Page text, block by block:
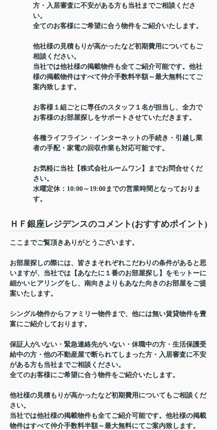
方・入居審査に不安がある方も当社までご相談くださ
い。
全てのお客様にご希望に合う物件をご紹介いたします。
他社様の見積もりが高かったなど初期費用についてもご
相談ください。
当社では他社様の掲載物件も全てご紹介可能です。他社
様の掲載物件はすべて仲介手数料半額～最大無料にてご
案内致します。
お客様１組ごとに専任のスタッフ１名が担当し、全力で
お客様のお部屋探しをサポートさせていただきます。
各種ライフライン・インターネットの手続き・引越し業
者の手配・家電の回収作業も対応可能です。
お気軽に当社【株式会社ルームワン】までお問合せくだ
さい。
水曜定休：10:00～19:00までの営業時間となっておりま
す。
ＨＦ銀座レジデンスのコメント(おすすめポイント)
ここまでご覧頂きありがとうございます。
お部屋探しの際には、皆さまそれぞれこだわりの条件があると思
いますが、当社では【あなたに１番のお部屋探し】をモットーに
細かいヒアリングをし、南向きよりもあなた向きのお部屋をご提
案いたします。
シングル物件からファミリー物件まで、他には無い賃貸物件を豊
富にご紹介しております。
保証人がいない・緊急連絡先がいない・休職中の方・生活保護受
給中の方・他の不動産屋で断られてしまった方・入居審査に不安
がある方も当社までご相談ください。
全てのお客様にご希望に合う物件をご紹介いたします。
他社様の見積もりが高かったなど初期費用についてもご相談くだ
さい。
当社では他社様の掲載物件も全てご紹介可能です。他社様の掲載
物件はすべて仲介手数料半額～最大無料にてご案内致します。